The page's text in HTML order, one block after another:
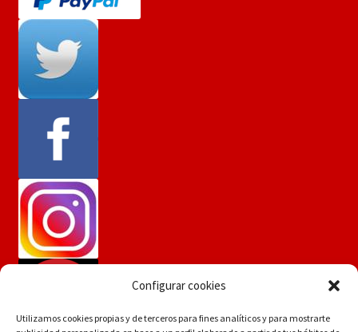
Configurar cookies
Utilizamos cookies propias y de terceros para fines analíticos y para mostrarte